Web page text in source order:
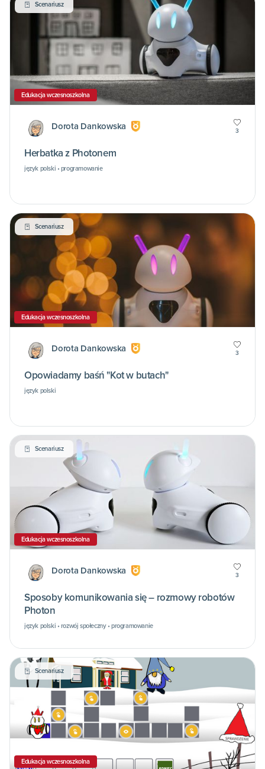
Scenariusz
Edukacja wczesnoszkolna
Dorota Dankowska 3
Herbatka z Photonem
język polski • programowanie
Scenariusz
Edukacja wczesnoszkolna
Dorota Dankowska 3
Opowiadamy baśń "Kot w butach"
język polski
Scenariusz
Edukacja wczesnoszkolna
Dorota Dankowska 3
Sposoby komunikowania się – rozmowy robotów
Photon
język polski • rozwój społeczny • programowanie
Scenariusz
Edukacja wczesnoszkolna